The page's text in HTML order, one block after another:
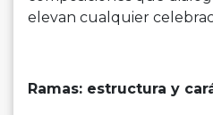
elevan cualquier
Ramas: estructura y